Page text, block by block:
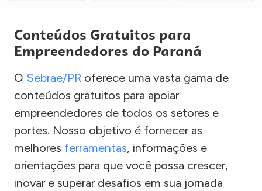
Conteúdos Gratuitos para
Empreendedores do Paraná
O Sebrae/PR oferece uma vasta gama de
conteúdos gratuitos para apoiar
empreendedores de todos os setores e
portes. Nosso objetivo é fornecer as
melhores ferramentas, informações e
orientações para que você possa crescer,
inovar e superar desafios em sua jornada